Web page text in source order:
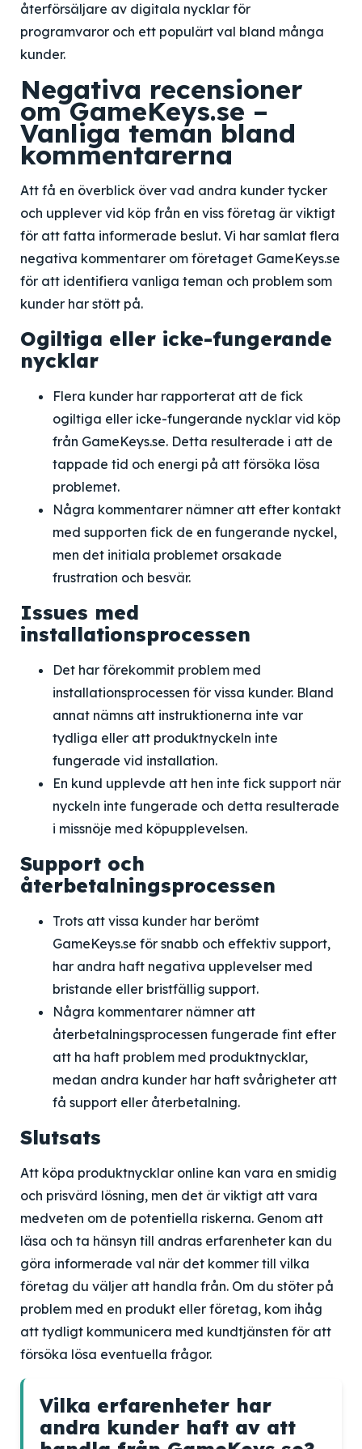
återförsäljare av digitala nycklar för
programvaror och ett populärt val bland många
kunder.
Negativa recensioner
om GameKeys.se –
Vanliga teman bland
kommentarerna
Att få en överblick över vad andra kunder tycker
och upplever vid köp från en viss företag är viktigt
för att fatta informerade beslut. Vi har samlat flera
negativa kommentarer om företaget GameKeys.se
för att identifiera vanliga teman och problem som
kunder har stött på.
Ogiltiga eller icke-fungerande
nycklar
Flera kunder har rapporterat att de fick
ogiltiga eller icke-fungerande nycklar vid köp
från GameKeys.se. Detta resulterade i att de
tappade tid och energi på att försöka lösa
problemet.
Några kommentarer nämner att efter kontakt
med supporten fick de en fungerande nyckel,
men det initiala problemet orsakade
frustration och besvär.
Issues med
installationsprocessen
Det har förekommit problem med
installationsprocessen för vissa kunder. Bland
annat nämns att instruktionerna inte var
tydliga eller att produktnyckeln inte
fungerade vid installation.
En kund upplevde att hen inte fick support när
nyckeln inte fungerade och detta resulterade
i missnöje med köpupplevelsen.
Support och
återbetalningsprocessen
Trots att vissa kunder har berömt
GameKeys.se för snabb och effektiv support,
har andra haft negativa upplevelser med
bristande eller bristfällig support.
Några kommentarer nämner att
återbetalningsprocessen fungerade fint efter
att ha haft problem med produktnycklar,
medan andra kunder har haft svårigheter att
få support eller återbetalning.
Slutsats
Att köpa produktnycklar online kan vara en smidig
och prisvärd lösning, men det är viktigt att vara
medveten om de potentiella riskerna. Genom att
läsa och ta hänsyn till andras erfarenheter kan du
göra informerade val när det kommer till vilka
företag du väljer att handla från. Om du stöter på
problem med en produkt eller företag, kom ihåg
att tydligt kommunicera med kundtjänsten för att
försöka lösa eventuella frågor.
Vilka erfarenheter har
andra kunder haft av att